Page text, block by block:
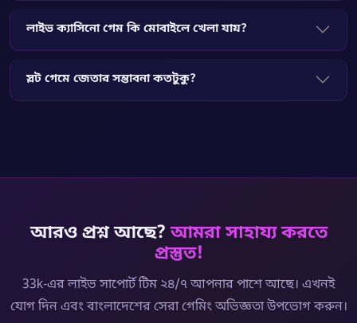
লাইভ ক্যাসিনো গেম কি মোবাইলে খেলা যায়?
স্লট গেমে জেতার সম্ভাবনা কতটুকু?
আরও প্রশ্ন আছে?আমরা সাহায্য করতে
প্রস্তুত!
33k-এর লাইভ সাপোর্ট টিম ২৪/৭ আপনার পাশে আছে। এখনই
যোগ দিন এবং বাংলাদেশের সেরা গেমিং অভিজ্ঞতা উপভোগ করুন।